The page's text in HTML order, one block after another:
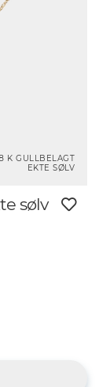
K GULLBELAGT
EKTE SØLV
sølv